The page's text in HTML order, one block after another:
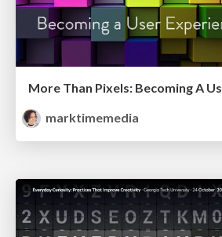
marktimemedia